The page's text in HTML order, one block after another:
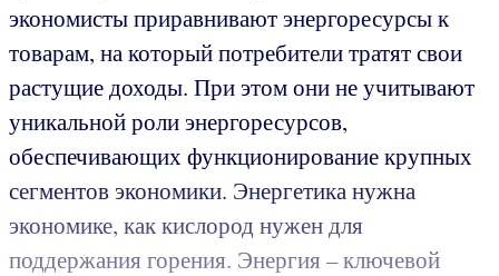
экономисты приравнивают энергоресурсы к
товарам, на который потребители тратят свои
растущие доходы. При этом они не учитывают
уникальной роли энергоресурсов,
обеспечивающих функционирование крупных
сегментов экономики. Энергетика нужна
экономике, как кислород нужен для
поддержания горения. Энергия – ключевой